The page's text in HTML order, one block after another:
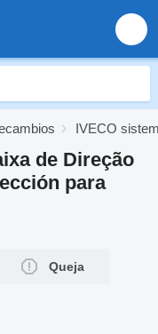
IVECO
de Direção
para
Queja